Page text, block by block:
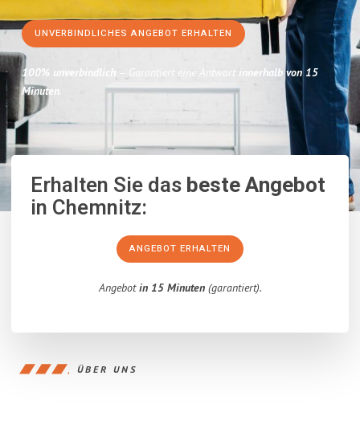
UNVERBINDLICHES ANGEBOT ERHALTEN
100% unverbindlich – Garantiert eine Antwort innerhalb von 15
Minuten.
Erhalten Sie dasbeste Angebot
in Chemnitz:
ANGEBOT ERHALTEN
Angebotin 15 Minuten(garantiert).
ÜBER UNS